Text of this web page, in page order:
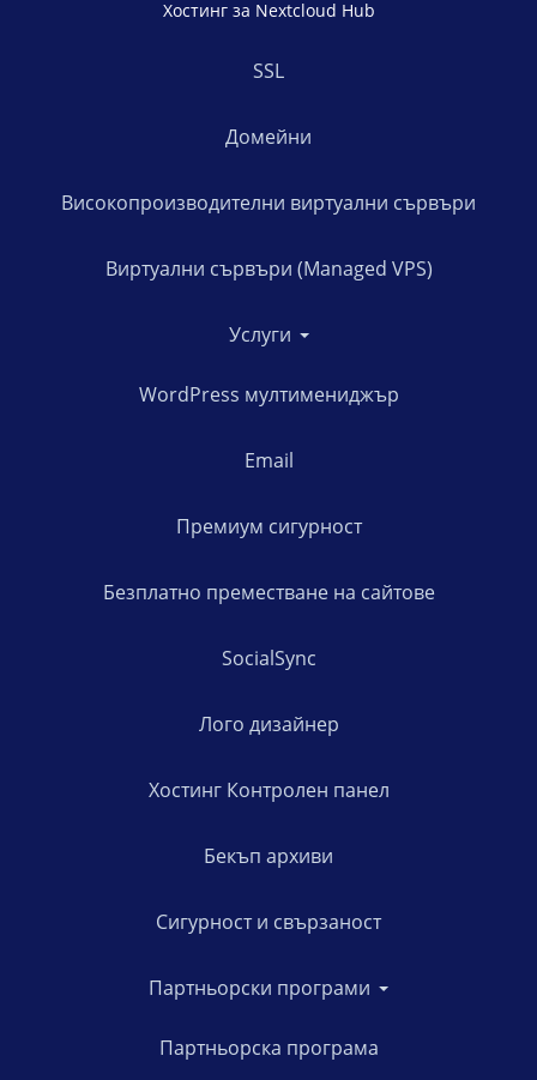
Хостинг за Nextcloud Hub
SSL
Домейни
Високопроизводителни виртуални сървъри
Виртуални сървъри (Managed VPS)
Услуги
WordPress мултимениджър
Email
Премиум сигурност
Безплатно преместване на сайтове
SocialSync
Лого дизайнер
Хостинг Контролен панел
Бекъп архиви
Сигурност и свързаност
Партньорски програми
Партньорска програма